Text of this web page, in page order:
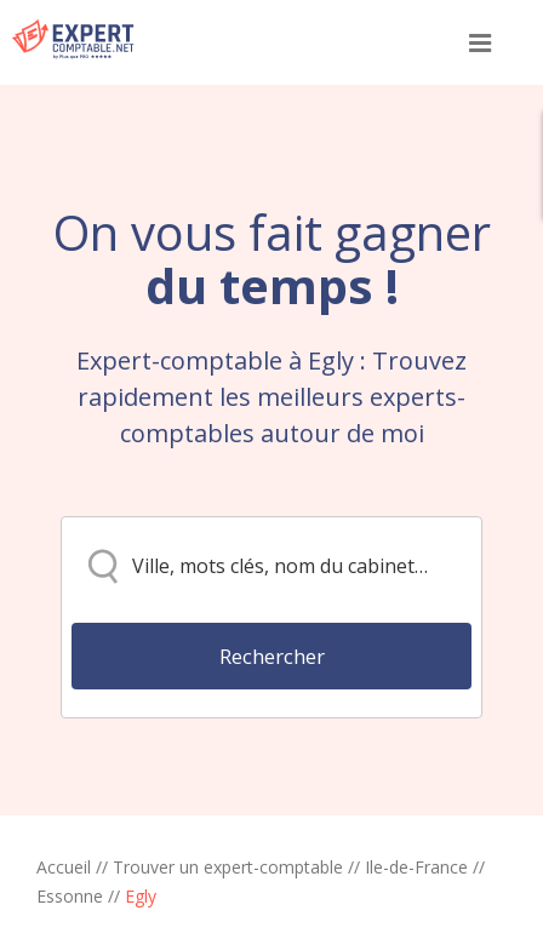
Menu
On vous fait gagner
du temps !
Expert-comptable à Egly : Trouvez
rapidement les meilleurs experts-
comptables autour de moi
Accueil // Trouver un expert-comptable // Ile-de-France //
Essonne // Egly